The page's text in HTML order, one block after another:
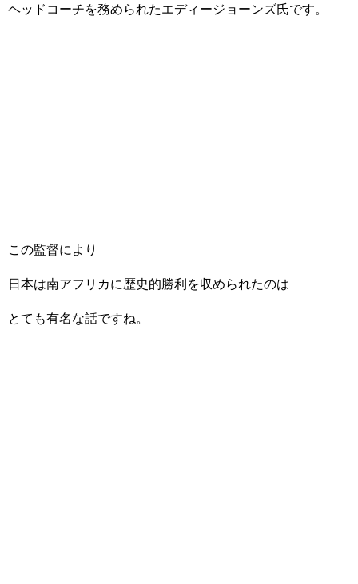
ヘッドコーチを務められたエディージョーンズ氏です。
この監督により
日本は南アフリカに歴史的勝利を収められたのは
とても有名な話ですね。